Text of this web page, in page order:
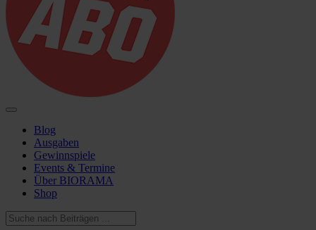
Blog
Ausgaben
Gewinnspiele
Events & Termine
Über BIORAMA
Shop